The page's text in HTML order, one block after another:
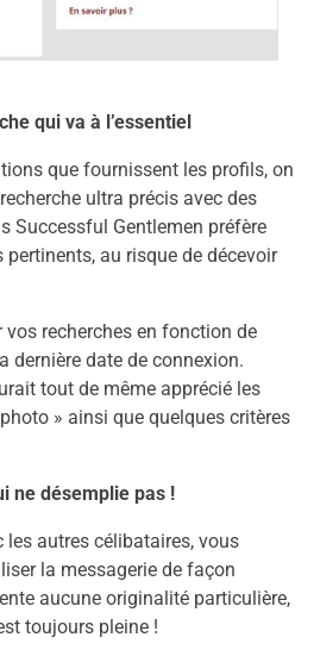
qui va à l’essentiel
que fournissent les profils, on
ultra précis avec des
Successful Gentlemen préfère
au risque de décevoir
recherches en fonction de
dernière date de connexion.
tout de même apprécié les
» ainsi que quelques critères
ne désemplie pas !
les autres célibataires, vous
la messagerie de façon
aucune originalité particulière,
toujours pleine !